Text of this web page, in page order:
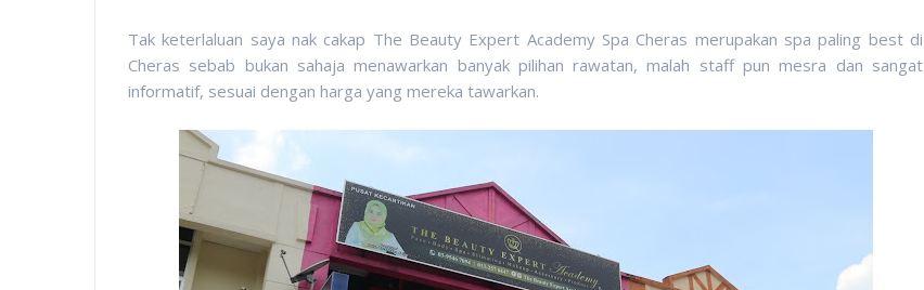
Tak keterlaluan saya nak cakap The Beauty Expert Academy Spa Cheras merupakan spa paling best di
Cheras sebab bukan sahaja menawarkan banyak pilihan rawatan, malah staff pun mesra dan sangat
informatif, sesuai dengan harga yang mereka tawarkan.